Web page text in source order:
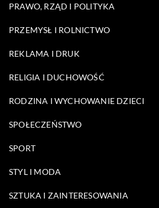
PRAWO, RZĄD I POLITYKA
PRZEMYSŁ I ROLNICTWO
REKLAMA I DRUK
RELIGIA I DUCHOWOŚĆ
RODZINA I WYCHOWANIE DZIECI
SPOŁECZEŃSTWO
SPORT
STYL I MODA
SZTUKA I ZAINTERESOWANIA